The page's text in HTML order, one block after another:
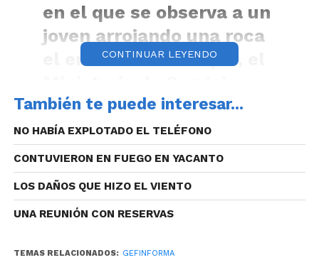
en el que se observa a un
joven arrojando una roca
el embudo San Roque, el
Públicos radicó la
denuncia
correspondiente.
pic.twitter.com/CcT0FRSdnS
— Gerardo Fornasero
CONTINUAR LEYENDO
También te puede interesar...
NO HABÍA EXPLOTADO EL TELÉFONO
CONTUVIERON EN FUEGO EN YACANTO
LOS DAÑOS QUE HIZO EL VIENTO
UNA REUNIÓN CON RESERVAS
TEMAS RELACIONADOS: GEFINFORMA